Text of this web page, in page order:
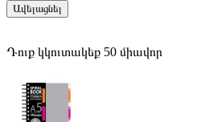
Ավելացնել
Դուք կկուտակեք 50 միավոր